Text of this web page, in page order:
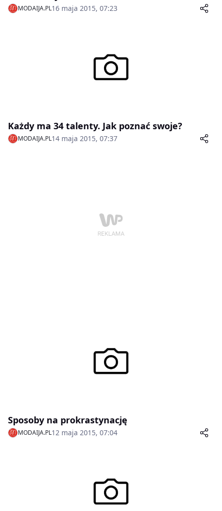
MODAIJA.PL16 maja 2015, 07:23
Każdy ma 34 talenty. Jak poznać swoje?
MODAIJA.PL14 maja 2015, 07:37
Sposoby na prokrastynację
MODAIJA.PL12 maja 2015, 07:04